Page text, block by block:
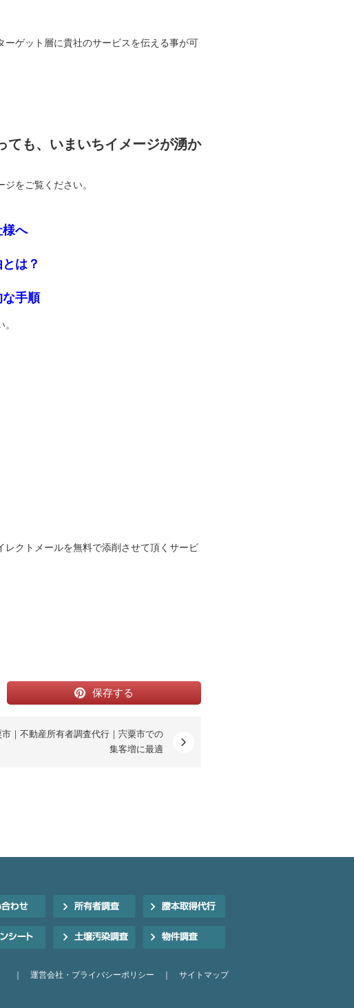
ゲット層に貴社のサービスを伝える事が可
ても、いまいちイメージが湧か
をご覧ください。
様へ
は？
手順
クトメールを無料で添削させて頂くサービ
保存する
市｜不動産所有者調査代行｜宍粟市での
集客増に最適
運営会社・プライバシーポリシー サイトマップ